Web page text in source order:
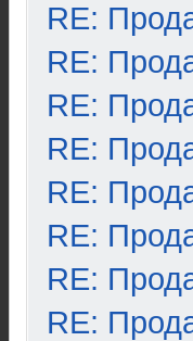
RE:
RE:
RE:
RE:
RE:
RE:
RE:
RE: